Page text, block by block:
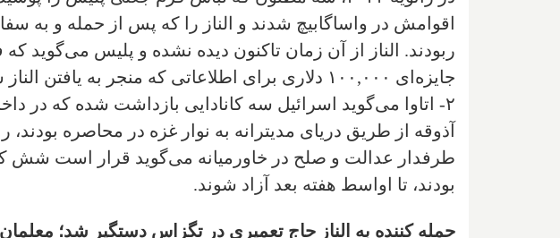
اقوامش در واساگابیچ شدند و الناز را که پس از حمله و به
ربودند. الناز از آن زمان تاکنون دیده نشده و پلیس
جایزه‌ای ۱۰۰,۰۰۰ دلاری برای اطلاعاتی که منجر به یافتن الناز شود، همچنان پابرجاست.
۲- اتاوا می‌گوید اسرائیل سه کانادایی بازداشت شده که در
آذوقه از طریق دریای مدیترانه به نوار غزه در محاصره بودند،
طرفدار عدالت و صلح در خاورمیانه می‌گوید قرار است شش
بودند، تا اواسط هفته بعد آزاد شوند.
حمله کننده به الناز حاج تعمیری در تگزاس دستگیر شد؛